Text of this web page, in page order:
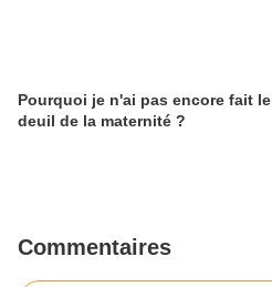
Pourquoi je n'ai pas encore fait le
deuil de la maternité ?
Commentaires